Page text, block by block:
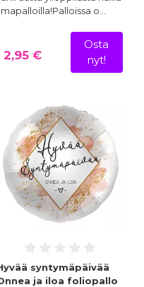
o…
2,95 €
Osta
nyt!
syntymäpäivää
ja iloa foliopallo